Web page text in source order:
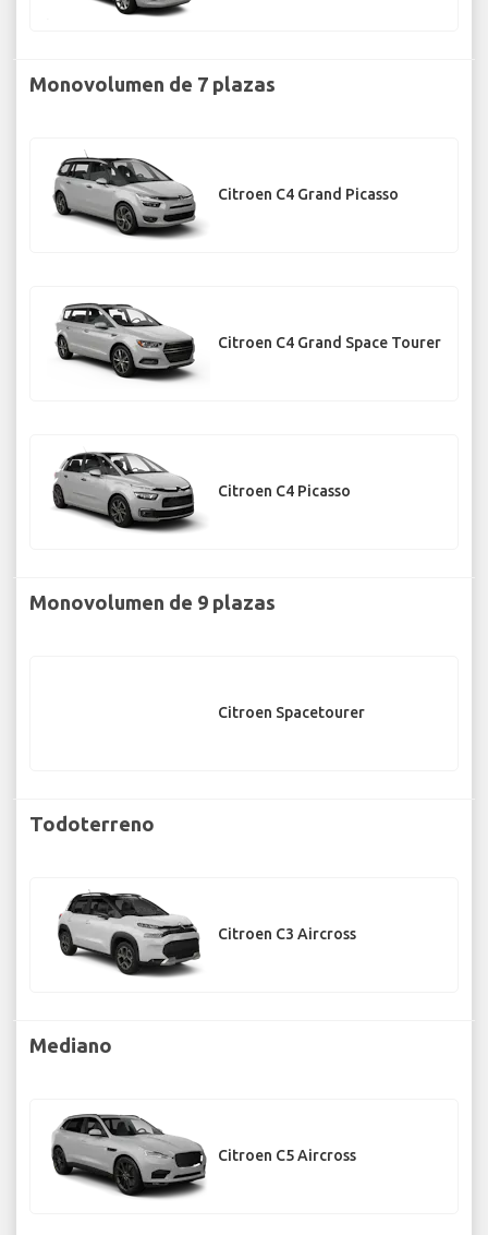
Monovolumen de 7 plazas
Citroen C4 Grand Picasso
Citroen C4 Grand Space Tourer
Citroen C4 Picasso
Monovolumen de 9 plazas
Citroen Spacetourer
Todoterreno
Citroen C3 Aircross
Mediano
Citroen C5 Aircross